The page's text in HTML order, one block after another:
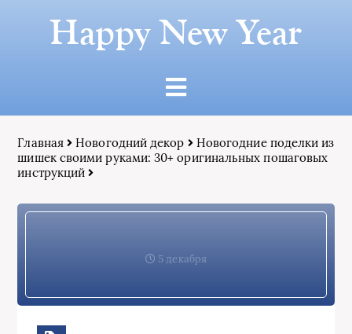
Happy New Year
Главная Новогодний декор
Новогодние поделки из
шишек своими руками: 30+ оригинальных пошаговых
инструкций
5 декабря